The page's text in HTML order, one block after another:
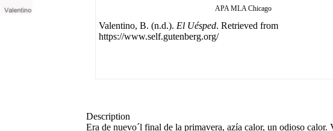
APA MLA Chicago
Valentino, B. (n.d.). El Uésped. Retrieved from
https://www.self.gutenberg.org/
Description
Era de nuevo´l final de la primavera, azía calor, un odioso